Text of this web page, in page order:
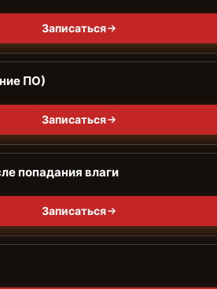
Записаться
ПО)
Записаться
попадания влаги
Записаться